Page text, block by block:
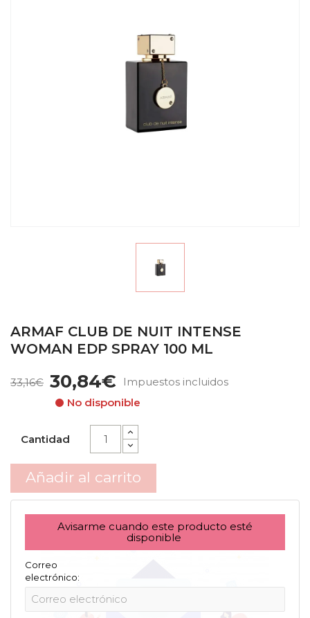
ARMAF CLUB DE NUIT INTENSE
WOMAN EDP SPRAY 100 ML
33,16€ 30,84€
Impuestos incluidos
No disponible
Cantidad
Añadir al carrito
Avisarme cuando este producto esté
disponible
Correo
electrónico: